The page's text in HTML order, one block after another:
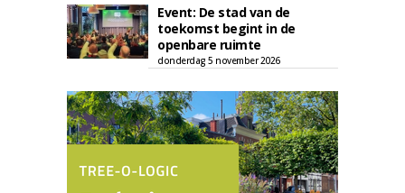
Event: De stad van de
toekomst begint in de
openbare ruimte
donderdag 5 november 2026